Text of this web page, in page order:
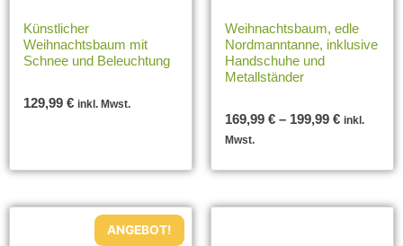
Künstlicher
Weihnachtsbaum mit
Schnee und Beleuchtung
129,99 € inkl. Mwst.
Weihnachtsbaum, edle
Nordmanntanne, inklusive
Handschuhe und
Metallständer
169,99 € – 199,99 € inkl.
Mwst.
ANGEBOT!